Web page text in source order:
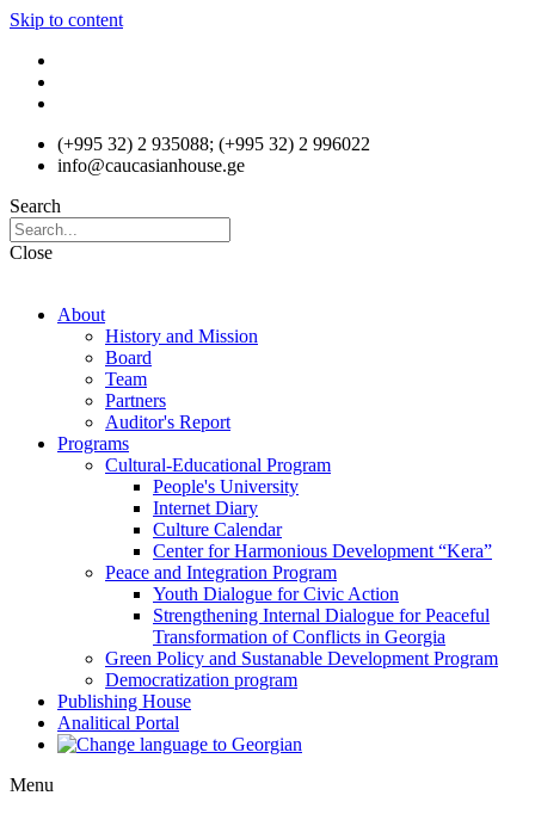
Skip to content
(+995 32) 2 935088; (+995 32) 2 996022
info@caucasianhouse.ge
Search
Close
About
History and Mission
Board
Team
Partners
Auditor's Report
Programs
Cultural-Educational Program
People's University
Internet Diary
Culture Calendar
Center for Harmonious Development “Kera”
Peace and Integration Program
Youth Dialogue for Civic Action
Strengthening Internal Dialogue for Peaceful
Transformation of Conflicts in Georgia
Green Policy and Sustanable Development Program
Democratization program
Publishing House
Analitical Portal
Menu